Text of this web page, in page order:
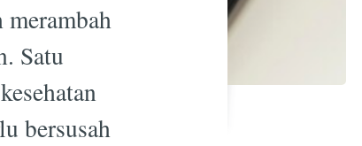
Satu
bersusah